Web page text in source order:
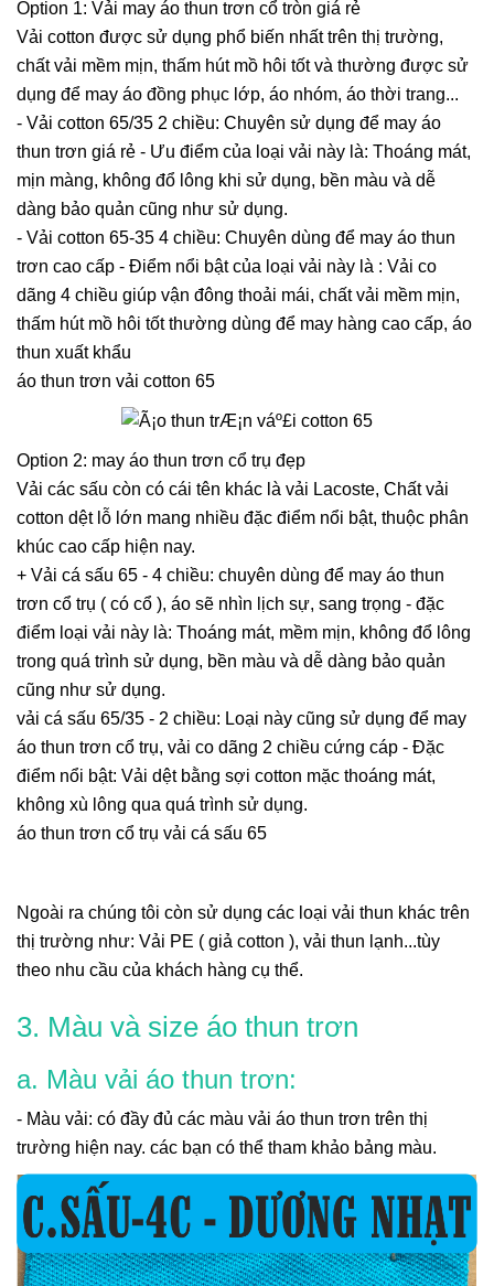
Option 1: Vải may áo thun trơn cổ tròn giá rẻ
Vải cotton được sử dụng phổ biến nhất trên thị trường,
chất vải mềm mịn, thấm hút mồ hôi tốt và thường được sử
dụng để may áo đồng phục lớp, áo nhóm, áo thời trang...
- Vải cotton 65/35 2 chiều: Chuyên sử dụng để may áo
thun trơn giá rẻ - Ưu điểm của loại vải này là: Thoáng mát,
mịn màng, không đổ lông khi sử dụng, bền màu và dễ
dàng bảo quản cũng như sử dụng.
- Vải cotton 65-35 4 chiều: Chuyên dùng để may áo thun
trơn cao cấp - Điểm nổi bật của loại vải này là : Vải co
dãng 4 chiều giúp vận đông thoải mái, chất vải mềm mịn,
thấm hút mồ hôi tốt thường dùng để may hàng cao cấp, áo
thun xuất khẩu
áo thun trơn vải cotton 65
Option 2: may áo thun trơn cổ trụ đẹp
Vải các sấu còn có cái tên khác là vải Lacoste, Chất vải
cotton dệt lỗ lớn mang nhiều đặc điểm nổi bật, thuộc phân
khúc cao cấp hiện nay.
+ Vải cá sấu 65 - 4 chiều: chuyên dùng để may áo thun
trơn cổ trụ ( có cổ ), áo sẽ nhìn lịch sự, sang trọng - đặc
điểm loại vải này là: Thoáng mát, mềm mịn, không đổ lông
trong quá trình sử dụng, bền màu và dễ dàng bảo quản
cũng như sử dụng.
vải cá sấu 65/35 - 2 chiều: Loại này cũng sử dụng để may
áo thun trơn cổ trụ, vải co dãng 2 chiều cứng cáp - Đặc
điểm nổi bật: Vải dệt bằng sợi cotton mặc thoáng mát,
không xù lông qua quá trình sử dụng.
áo thun trơn cổ trụ vải cá sấu 65
Ngoài ra chúng tôi còn sử dụng các loại vải thun khác trên
thị trường như: Vải PE ( giả cotton ), vải thun lạnh...tùy
theo nhu cầu của khách hàng cụ thể.
3. Màu và size áo thun trơn
a. Màu vải áo thun trơn:
- Màu vải: có đầy đủ các màu vải áo thun trơn trên thị
trường hiện nay. các bạn có thể tham khảo bảng màu.